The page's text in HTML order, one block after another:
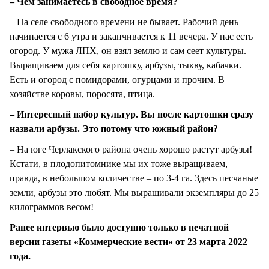
– На селе свободного времени не бывает. Рабочий день
начинается с 6 утра и заканчивается к 11 вечера. У нас есть
огород. У мужа ЛПХ, он взял землю и сам сеет культуры.
Выращиваем для себя картошку, арбузы, тыкву, кабачки.
Есть и огород с помидорами, огурцами и прочим. В
хозяйстве коровы, поросята, птица.
– Интересный набор культур. Вы после картошки сразу
назвали арбузы. Это потому что южный район?
– На юге Черлакского района очень хорошо растут арбузы!
Кстати, в плодопитомнике мы их тоже выращиваем,
правда, в небольшом количестве – по 3-4 га. Здесь песчаные
земли, арбузы это любят. Мы выращивали экземпляры до 25
килограммов весом!
Ранее интервью было доступно только в печатной
версии газеты «Коммерческие вести» от 23 марта 2022
года.